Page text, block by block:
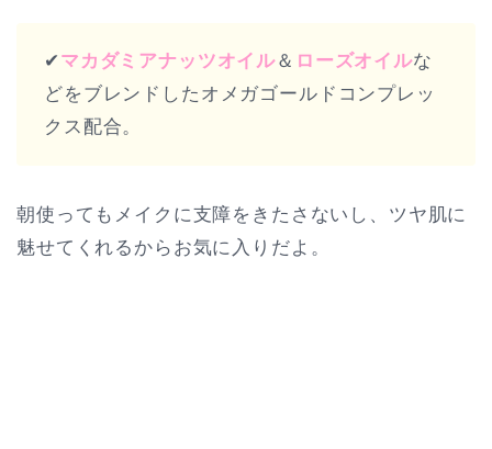
✔︎ マカダミアナッツオイル＆ ローズオイルな
どをブレンドしたオメガゴールドコンプレッ
クス配合。
朝使ってもメイクに支障をきたさないし、ツヤ肌に
魅せてくれるからお気に入りだよ。